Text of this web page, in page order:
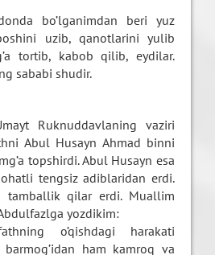
bo’lganimdan beri yuz
uzib, qanotlarini yulib
tortib, kabob qilib, eydilar.
sababi shudir.
Ruknuddavlaning vaziri
Abul Husayn Ahmad binni
topshirdi. Abul Husayn esa
tengsiz adiblaridan erdi.
tamballik qilar erdi. Muallim
yozdikim:
o’qishdagi harakati
ham kamroq va